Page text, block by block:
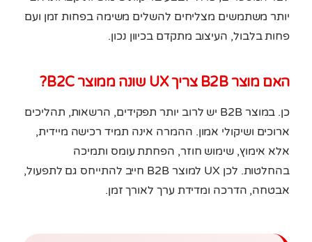
יותר משתמשים מצליחים להשלים משימה בפחות זמן ועם
פחות בלבול, העיצוב מתקדם בכיוון נכון.
האם מוצר B2B צריך UX שונה ממוצר B2C?
כן. במוצר B2B יש לרוב יותר תפקידים, הרשאות, תהליכים
ארוכים ושיקולי אמון. ההמרה אינה תמיד רכישה מיידית,
אלא אימוץ, שימוש חוזר, הפחתת עומס ותמיכה
בהחלטות. לכן UX למוצר B2B חייב להתייחס גם לתפעול,
אבטחה, הדרכה ומדידת ערך לאורך זמן.